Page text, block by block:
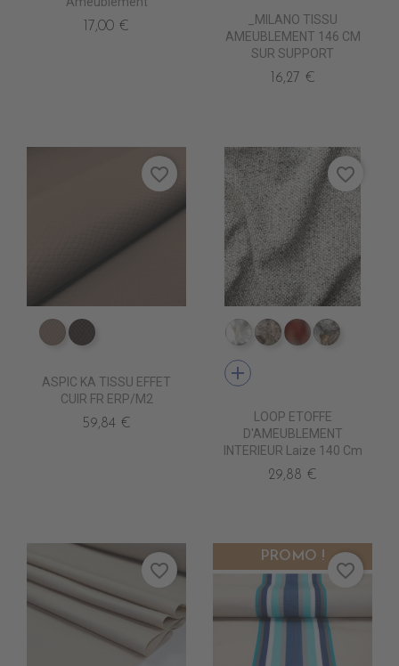
17,00 €
_MILANO TISSU
AMEUBLEMENT 146 CM
SUR SUPPORT
16,27 €
ED0500 TAUPE KA
ED0501 VIENNOIS KA
ASPIC KA TISSU EFFET
CUIR FR ERP/M2
59,84 €
favorite_border
TA8100 NEVE
TA8102 PILLA
TA8115 TERRE
TA8105
add
LOOP ETOFFE
D'AMEUBLEMENT
INTERIEUR Laize 140 Cm
29,88 €
favorite_border
favorite_border
PROMO !
favorite_border